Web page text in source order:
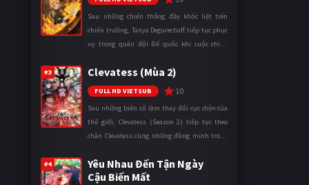
Sau những chiến thắng đầy khốc liệt trên
chiến trường, Tanya Degurechaff tiếp tục phục
vụ trong quân đội Đế quốc khi cuộc chiến
mặt trận. Dù sở hữu tài năn ...
#3 Clevatess (Mùa 2)
FULL HD VIETSUB 10
Sau những biến cố làm thay đổi cục diện của
thế giới, Clevatess (Season 2) tiếp tục theo
chân Clevatess cùng những đồng minh trong
loại đến bờ vực diệ ...
#4
Yêu Nhau Đến Tận Ngày
Cậu Biến Mất